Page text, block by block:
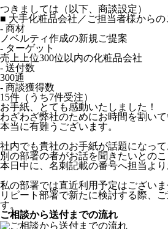
つきましては（以下、商談設定）
■ 大手化粧品会社／ご担当者様からの
- 商材
ノベルティ作成の新規ご提案
- ターゲット
売上上位300位以内の化粧品会社
- 送付数
300通
- 商談獲得数
15件（うち7件受注）
お手紙、とても感動いたしました！
わざわざ弊社のためにお時間を割いて
本当に有難うございます。
社内でも貴社のお手紙が話題になって
別の部署の者がお話を聞きたいとのこ
本日中に、名刺記載の番号へ担当より
私の部署では直近利用予定はございま
リピート部署で新たに検討する際、
す。
ご相談から送付までの流れ